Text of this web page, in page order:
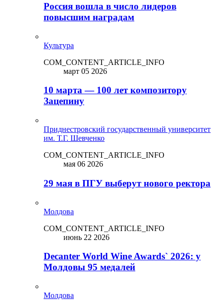
Россия вошла в число лидеров
повысшим наградам
Культура
COM_CONTENT_ARTICLE_INFO
март 05 2026
10 марта — 100 лет композитору
Зацепину
Приднестровский государственный университет
им. Т.Г. Шевченко
COM_CONTENT_ARTICLE_INFO
мая 06 2026
29 мая в ПГУ выберут нового ректора
Молдова
COM_CONTENT_ARTICLE_INFO
июнь 22 2026
Decanter World Wine Awards` 2026: у
Молдовы 95 медалей
Молдова